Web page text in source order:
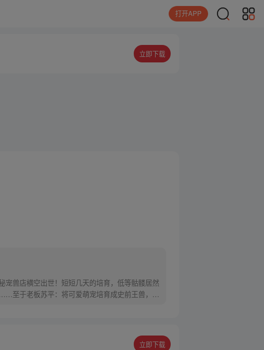
打开APP
立即下载
宠兽店横空出世！短短几天的培育，低等骷髅居然
至于老板苏平：将可爱萌宠培育成史前王兽，难
立即下载